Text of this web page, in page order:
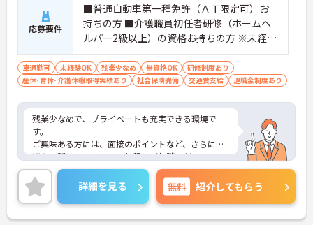
応募要件
■普通自動車第一種免許（ＡＴ限定可）お
持ちの方 ■介護職員初任者研修（ホームヘ
ルパー2級以上）の資格お持ちの方 ※未経験
者応相談
車通勤可 未経験OK 残業少なめ 無資格OK
研修制度あり
産休･育休･介護休暇取得実績あり
社会保険完備 交通費支給 退職金制度あり
残業少なめで、プライベートも充実できる環境で
す。
ご興味ある方には、面接のポイントなど、さらに詳
細をお話致しますのでお気軽にご相談ください。
詳細を見る 無料 紹介してもらう